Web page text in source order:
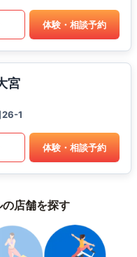
体験・相談予約
宮
26-1
体験・相談予約
店舗を探す